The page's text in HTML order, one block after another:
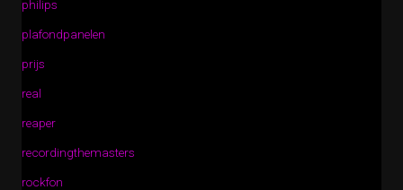
philips
plafondpanelen
prijs
real
reaper
recordingthemasters
rockfon